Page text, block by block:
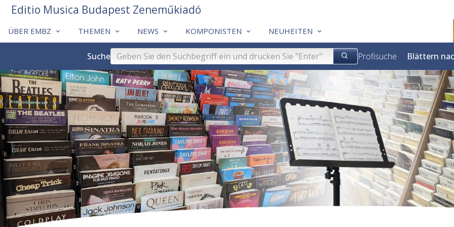
ÜBER EMBZ THEMEN NEWS KOMPONISTEN NEUHEITEN
Editio Musica Budapest Zeneműkiadó
Suche Profisuche Blättern